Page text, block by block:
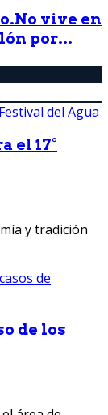
vive en
por...
el 17°
y tradición
de los